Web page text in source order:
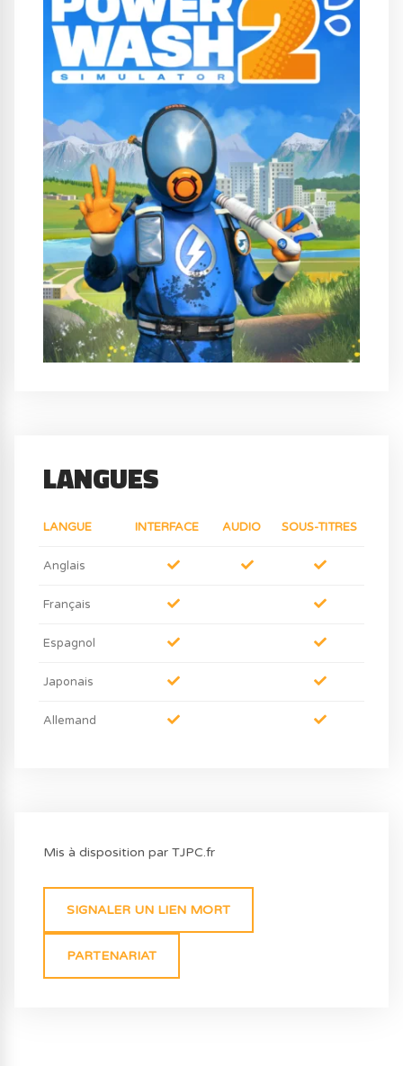
LANGUES
LANGUE INTERFACE AUDIO SOUS-TITRES
Anglais
Français
Espagnol
Japonais
Allemand
Mis à disposition par TJPC.fr
SIGNALER UN LIEN MORT
PARTENARIAT